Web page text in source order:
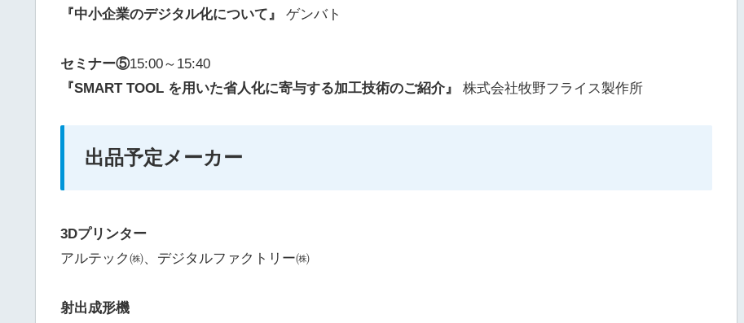
『中小企業のデジタル化について』
ゲンバト
セミナー⑤15:00～15:40
『SMART TOOL を用いた省人化に寄与する加工技術のご紹介』
株式会社牧野フライス製作所
出品予定メーカー
3Dプリンター
アルテック㈱、デジタルファクトリー㈱
射出成形機